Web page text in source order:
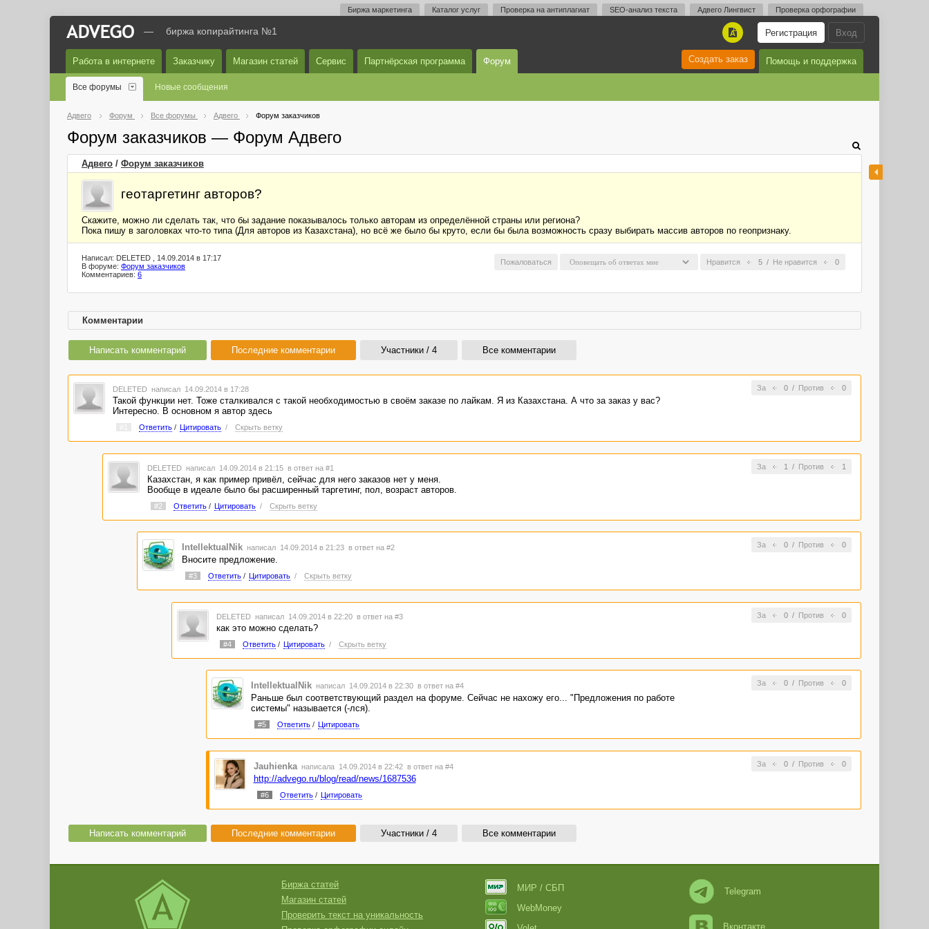
Биржа маркетинга Каталог услуг Проверка на антиплагиат SEO-анализ текста Адвего Лингвист Проверка орфографии
Вход
Регистрация
A
— биржа копирайтинга №1
Работа в интернете Заказчику Магазин статей Сервис Партнёрская программа Форум Помощь и поддержка
Создать заказ
Все форумы Новые сообщения
Адвего Форум Все форумы Адвего Форум заказчиков
Форум заказчиков — Форум Адвего
Адвего / Форум заказчиков
геотаргетинг авторов?
Скажите, можно ли сделать так, что бы задание показывалось только авторам из определённой страны или региона?
Пока пишу в заголовках что-то типа (Для авторов из Казахстана), но всё же было бы круто, если бы была возможность сразу выбирать массив авторов по геопризнаку.
Нравится 5 / Не нравится 0
Пожаловаться
Написал: DELETED , 14.09.2014 в 17:17
В форуме: Форум заказчиков
Комментариев: 6
Комментарии
Написать комментарий Последние комментарии Участники / 4 Все комментарии
За 0/ Против 0
DELETED написал 14.09.2014 в 17:28
Такой функции нет. Тоже сталкивался с такой необходимостью в своём заказе по лайкам. Я из Казахстана. А что за заказ у вас?
Интересно. В основном я автор здесь
Ответить/ Цитировать / Скрыть ветку
За 1 / Против 1
DELETED написал 14.09.2014 в 21:15 в ответ на #1
Казахстан, я как пример привёл, сейчас для него заказов нет у меня.
Вообще в идеале было бы расширенный таргетинг, пол, возраст авторов.
#2 Ответить/ Цитировать / Скрыть ветку
За 0/ Против 0
IntellektualNik написал 14.09.2014 в 21:23 в ответ на #2
Вносите предложение.
#3 Ответить/ Цитировать / Скрыть ветку
За 0/ Против 0
DELETED написал 14.09.2014 в 22:20 в ответ на #3
как это можно сделать?
#4 Ответить/ Цитировать / Скрыть ветку
За 0/ Против 0
IntellektualNik написал 14.09.2014 в 22:30 в ответ на #4
Раньше был соответствующий раздел на форуме. Сейчас не нахожу его... "Предложения по работе
системы" называется (-лся).
#5 Ответить/ Цитировать
За 0/ Против 0
Jauhienka написала 14.09.2014 в 22:42 в ответ на #4
http://advego.ru/blog/read/news/1687536
#6 Ответить/ Цитировать
Написать комментарий Последние комментарии Участники / 4 Все комментарии
Биржа статей
Магазин статей
Проверить текст на уникальность
МИР / СБП
WebMoney
Telegram
Вконтакте